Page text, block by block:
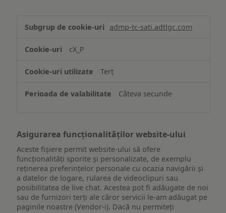
și/sau
informațiilor
pe
dispozitiv
admp-tc-sati.adtlgc.com
cX_P
Terț
Câteva secunde
Asigurarea funcționalităților website-ului
Aceste fișiere permit website-ului să ofere
funcționalități sporite și personalizate, de exemplu
reţinerea preferinţelor personale cu ocazia navigării și
a datelor de logare, rularea de videoclipuri sau
posibilitatea de live chat. Acestea pot fi adăugate de noi
sau de furnizori terți ale căror servicii le-am adăugat pe
paginile noastre (Vendor-i). Dacă nu permiteți